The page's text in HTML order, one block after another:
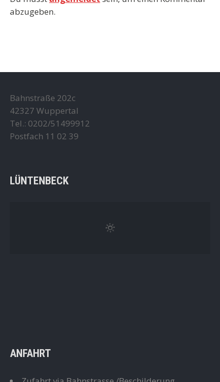
abzugeben.
Bahnstraße 202c
42327 Wuppertal
Tel.: 0202/51499912
Postfach 11 02 39
LÜNTENBECK
ANFAHRT